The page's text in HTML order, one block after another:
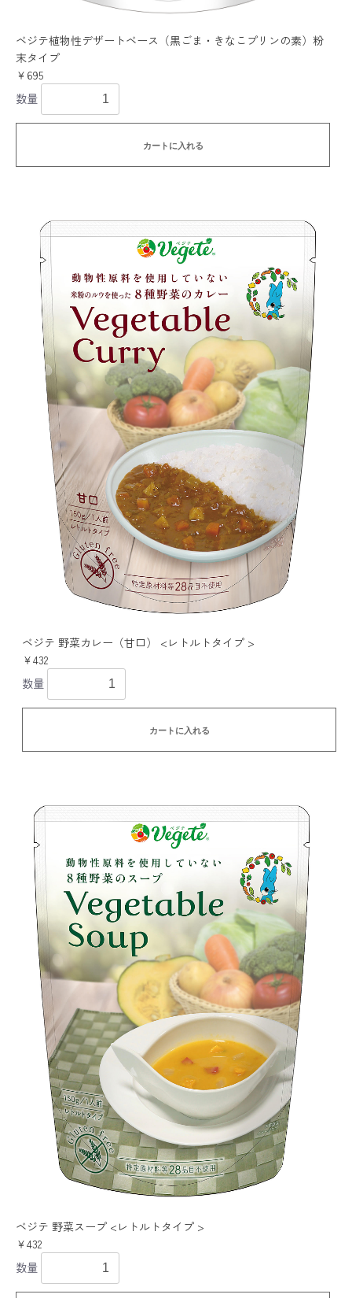
ベジテ植物性デザートベース（黒ごま・きなこプリンの素）粉
末タイプ
￥695
数量
カートに入れる
ベジテ 野菜カレー（甘口） <レトルトタイプ >
￥432
数量
カートに入れる
ベジテ 野菜スープ <レトルトタイプ >
￥432
数量